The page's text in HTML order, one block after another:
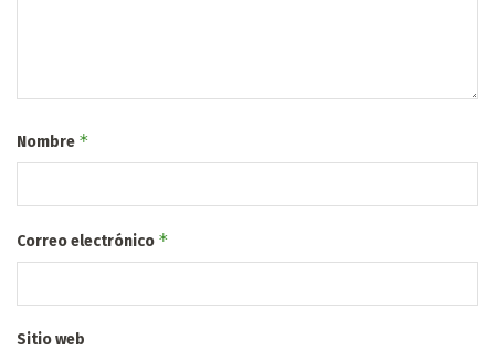
Nombre *
Correo electrónico *
Sitio web